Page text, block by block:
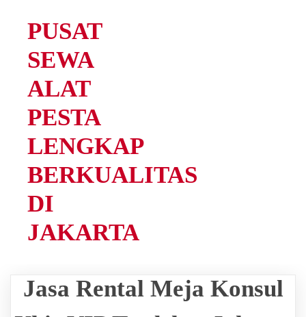
PUSAT
SEWA
ALAT
PESTA
LENGKAP
BERKUALITAS
DI
JAKARTA
Jasa Rental Meja Konsul